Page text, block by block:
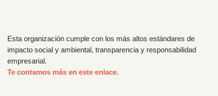
Esta organización cumple con los más altos estándares de
impacto social y ambiental, transparencia y responsabilidad
empresarial.
Te contamos más en este enlace.